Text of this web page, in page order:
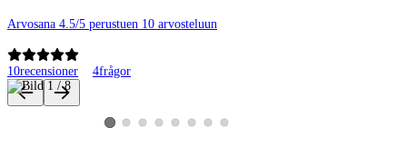
Arvosana 4.5/5 perustuen 10 arvosteluun
10recensioner 4frågor
Produktbilder och videor
Visa produktbild 1
Visa produktbild 2
Visa produktbild 3
Visa produktbild 4
Visa produktbild 5
Visa produktbild 6
Visa produktbild 7
Visa produktbild 8